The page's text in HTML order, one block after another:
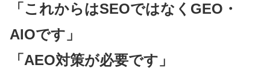
「これからはSEOではなくGEO・
AIOです」
「AEO対策が必要です」